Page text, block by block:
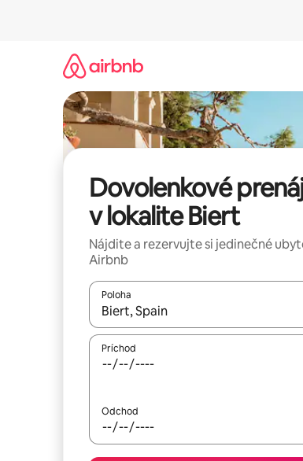
Dovolenkové
v lokalite Biert
Nájdite a rezervujte si jedinečné
Airbnb
Poloha
Keď budú výsledky k dispozícii,
Príchod
Odchod